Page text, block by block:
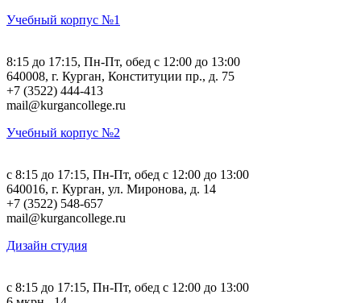
Учебный корпус №1
8:15 до 17:15, Пн-Пт, обед с 12:00 до 13:00
640008, г. Курган, Конституции пр., д. 75
+7 (3522) 444-413
mail@kurgancollege.ru
Учебный корпус №2
c 8:15 до 17:15, Пн-Пт, обед с 12:00 до 13:00
640016, г. Курган, ул. Миронова, д. 14
+7 (3522) 548-657
mail@kurgancollege.ru
Дизайн студия
c 8:15 до 17:15, Пн-Пт, обед с 12:00 до 13:00